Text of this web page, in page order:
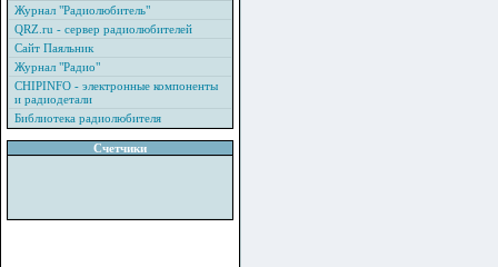
Журнал "Радиолюбитель"
QRZ.ru - сервер радиолюбителей
Сайт Паяльник
Журнал "Радио"
CHIPINFO - электронные компоненты
и радиодетали
Библиотека радиолюбителя
Счетчики